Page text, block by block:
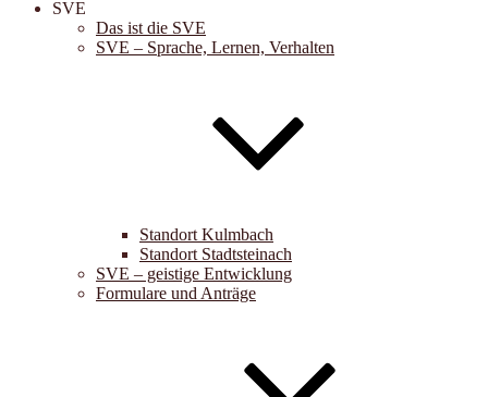
SVE
Das ist die SVE
SVE – Sprache, Lernen, Verhalten
Standort Kulmbach
Standort Stadtsteinach
SVE – geistige Entwicklung
Formulare und Anträge